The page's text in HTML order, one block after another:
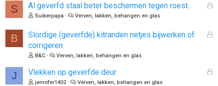
S
G
Al geverfd staal beter beschermen tegen roest.
Suikerpapa Verven, lakken, behangen en glas
B
G
o
Slordige (geverfde) kitranden netjes bijwerken of
corrigeren
B&C Verven, lakken, behangen en glas
J
G
Vlekken op geverfde deur
jennifer1402 Verven, lakken, behangen en glas